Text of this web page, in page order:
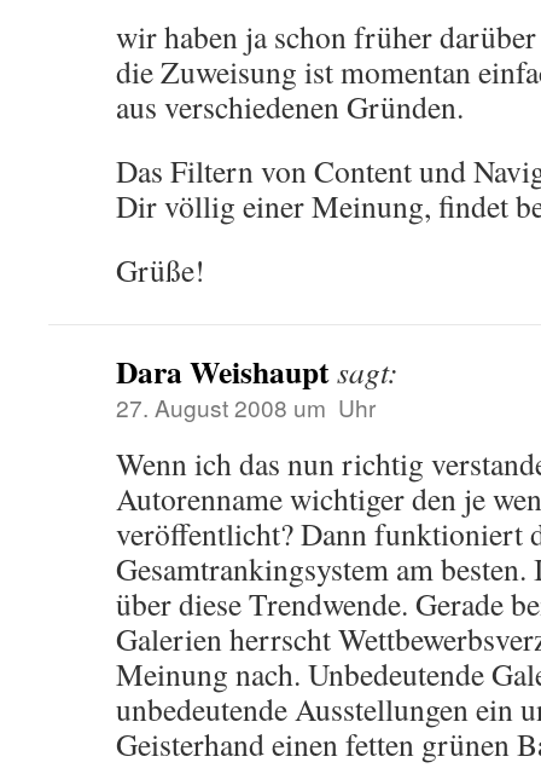
wir haben ja schon früher
die Zuweisung ist momentan
aus verschiedenen Gründen.
Das Filtern von Content und
Dir völlig einer Meinung, findet
Grüße!
Dara Weishauptsagt:
27. August 2008 um Uhr
Wenn ich das nun richtig
Autorenname wichtiger den je
veröffentlicht? Dann funktioniert
Gesamtrankingsystem am
über diese Trendwende. Gerade
Galerien herrscht
Meinung nach. Unbedeutende
unbedeutende Ausstellungen ein
Geisterhand einen fetten grünen